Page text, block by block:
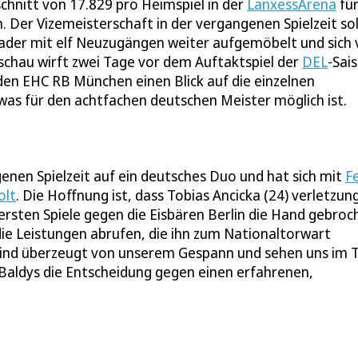
von 17.829 pro Heimspiel in der LanxessArena für
Vizemeisterschaft in der vergangenen Spielzeit
mit elf Neuzugängen weiter aufgemöbelt und sich
wirft zwei Tage vor dem Auftaktspiel der DEL-
EHC RB München einen Blick auf die einzelnen
für den achtfachen deutschen Meister möglich ist.
Spielzeit auf ein deutsches Duo und hat sich mit
. Die Hoffnung ist, dass Tobias Ancicka (24)
Spiele gegen die Eisbären Berlin die Hand
Leistungen abrufen, die ihn zum Nationaltorwart
überzeugt von unserem Gespann und sehen uns im
die Entscheidung gegen einen erfahrenen,